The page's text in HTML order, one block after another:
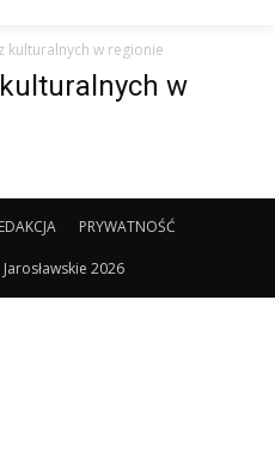
kulturalnych w regionie
w
PRYWATNOŚĆ
2026